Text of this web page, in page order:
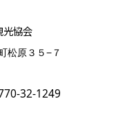
光協会
松原３５−７
32-1249